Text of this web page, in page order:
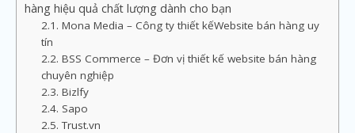
hàng hiệu quả chất lượng dành cho bạn
Mona Media – Công ty thiết kếWebsite bán hàng uy
tín
BSS Commerce – Đơn vị thiết kế website bán hàng
chuyên nghiệp
Bizlfy
Sapo
Trust.vn